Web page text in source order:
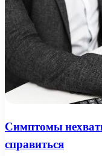
Симптомы
справиться